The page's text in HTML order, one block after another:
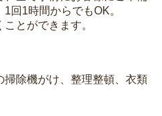
回1時間からでもOK。
とができます。
掃除機がけ、整理整頓、衣類